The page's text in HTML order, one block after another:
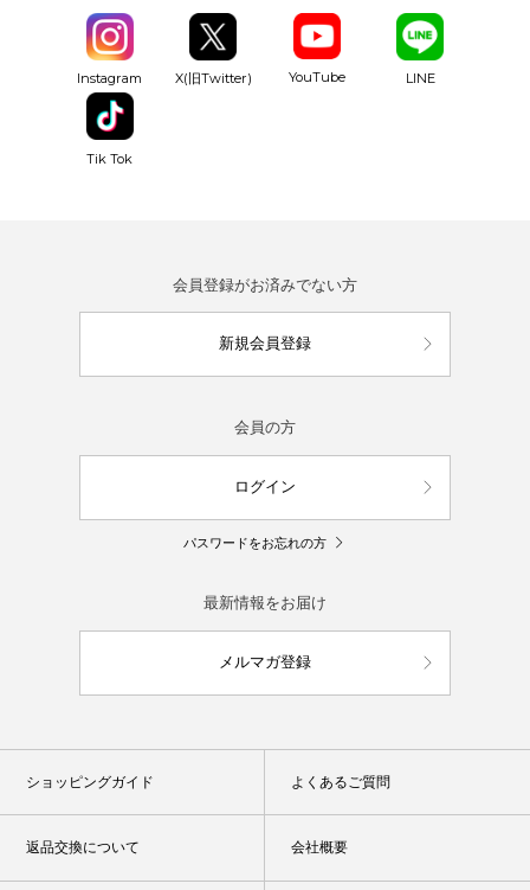
Instagram X(旧Twitter) YouTube LINE
Tik Tok
会員登録がお済みでない方
新規会員登録
会員の方
ログイン
パスワードをお忘れの方
最新情報をお届け
メルマガ登録
ショッピングガイド よくあるご質問
返品交換について 会社概要